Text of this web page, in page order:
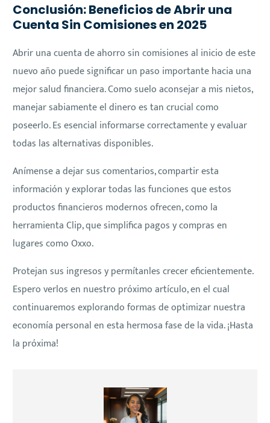
Conclusión: Beneficios de Abrir una
Cuenta Sin Comisiones en 2025
Abrir una cuenta de ahorro sin comisiones al inicio de este
nuevo año puede significar un paso importante hacia una
mejor salud financiera. Como suelo aconsejar a mis nietos,
manejar sabiamente el dinero es tan crucial como
poseerlo. Es esencial informarse correctamente y evaluar
todas las alternativas disponibles.
Anímense a dejar sus comentarios, compartir esta
información y explorar todas las funciones que estos
productos financieros modernos ofrecen, como la
herramienta Clip, que simplifica pagos y compras en
lugares como Oxxo.
Protejan sus ingresos y permítanles crecer eficientemente.
Espero verlos en nuestro próximo artículo, en el cual
continuaremos explorando formas de optimizar nuestra
economía personal en esta hermosa fase de la vida. ¡Hasta
la próxima!